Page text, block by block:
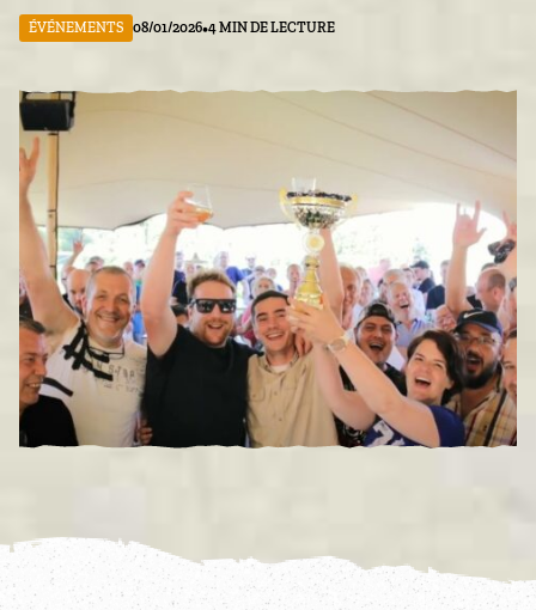
ÉVÉNEMENTS 08/01/2026•4 MIN DE LECTURE